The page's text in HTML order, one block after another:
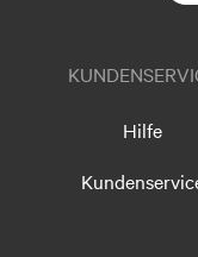
Hilfe